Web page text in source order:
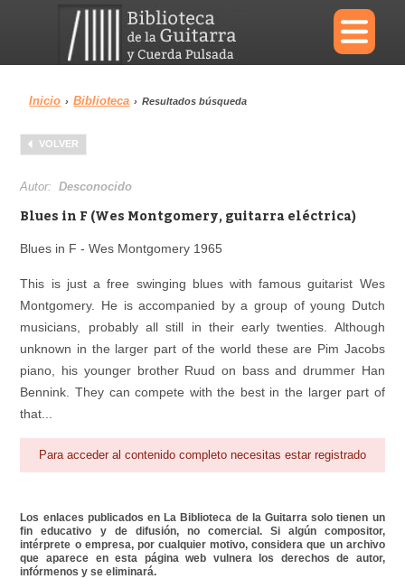
×
Menu
Biblioteca
Área personal Reproductor
Inicio › Biblioteca › Resultados búsqueda
VOLVER
Autor:Desconocido
Blues in F (Wes Montgomery, guitarra eléctrica)
Blues in F - Wes Montgomery 1965
This is just a free swinging blues with famous guitarist Wes
Montgomery. He is accompanied by a group of young Dutch
musicians, probably all still in their early twenties. Although
unknown in the larger part of the world these are Pim Jacobs
piano, his younger brother Ruud on bass and drummer Han
Bennink. They can compete with the best in the larger part of
that...
Para acceder al contenido completo necesitas estar registrado
Los enlaces publicados en La Biblioteca de la Guitarra solo tienen un
fin educativo y de difusión, no comercial. Si algún compositor,
intérprete o empresa, por cualquier motivo, considera que un archivo
que aparece en esta página web vulnera los derechos de autor,
infórmenos y se eliminará.